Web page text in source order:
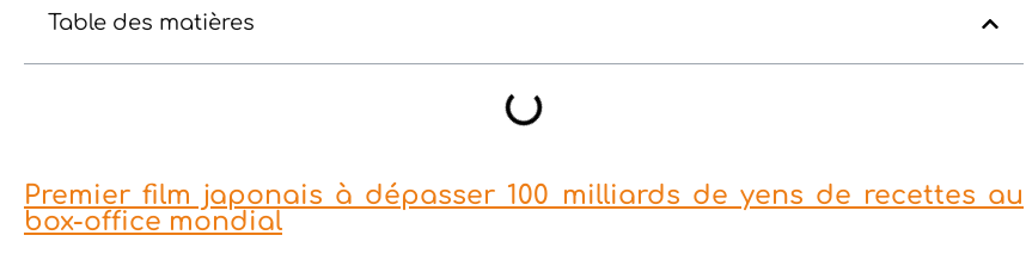
Table des matières
Premier film japonais à dépasser 100 milliards de yens de recettes au
box-office mondial